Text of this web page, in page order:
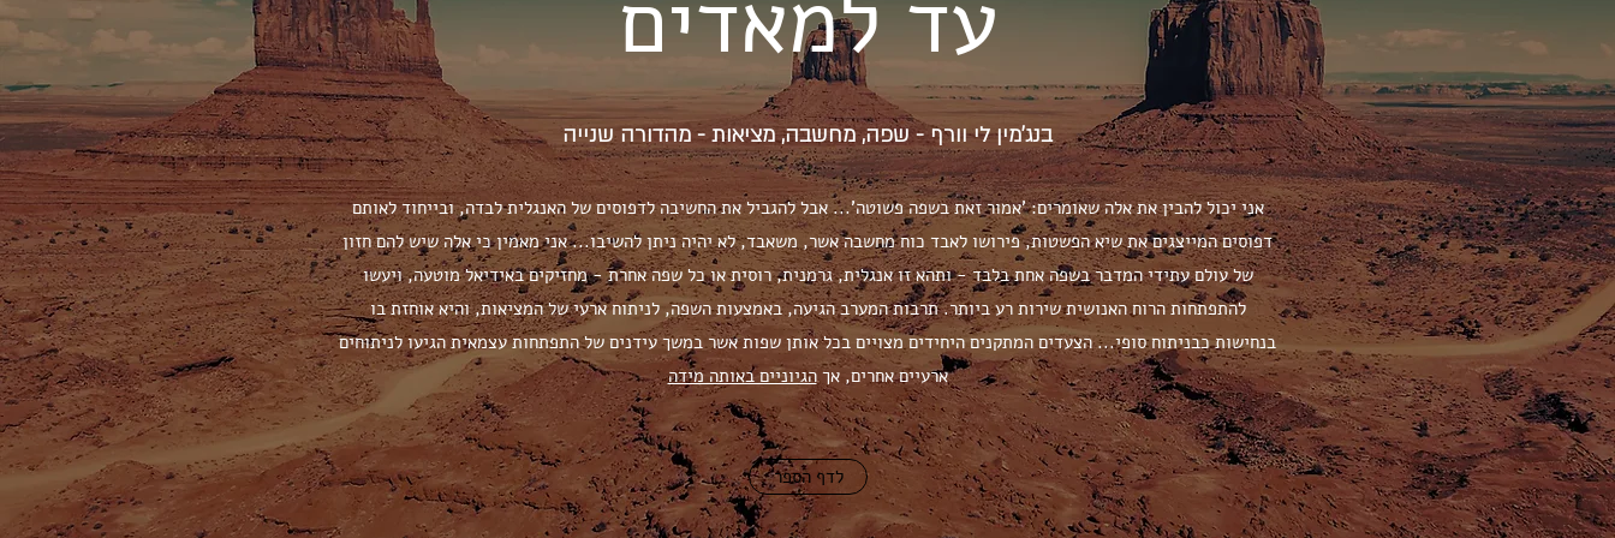
בנג'מין לי וורף - שפה, מחשבה, מציאות - מהדורה שנייה
אני יכול להבין את אלה שאומרים: 'אמור זאת בשפה פשוטה'... אבל להגביל את החשיבה לדפוסים של האנגלית לבדה, ובייחוד לאותם
דפוסים המייצגים את שיא הפשטות, פירושו לאבד כוח מחשבה אשר, משאבד, לא יהיה ניתן להשיבו... אני מאמין כי אלה שיש להם חזון
של עולם עתידי המדבר בשפה אחת בלבד - ותהא זו אנגלית, גרמנית, רוסית או כל שפה אחרת - מחזיקים באידיאל מוטעה, ויעשו
להתפתחות הרוח האנושית שירות רע ביותר. תרבות המערב הגיעה, באמצעות השפה, לניתוח ארעי של המציאות, והיא אוחזת בו
בנחישות כבניתוח סופי... הצעדים המתקנים היחידים מצויים בכל אותן שפות אשר במשך עידנים של התפתחות עצמאית הגיעו לניתוחים
ארעיים אחרים, אךהגיוניים באותה מידה
לדף הספר